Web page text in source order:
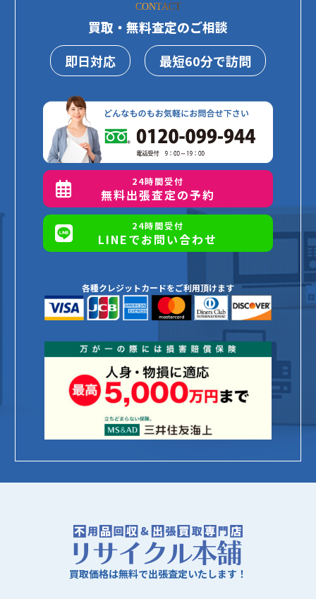
CONTACT
買取・無料査定のご相談
即日対応
最短60分で訪問
24時間受付
無料出張査定の予約
24時間受付
LINEでお問い合わせ
各種クレジットカードをご利用頂けます
買取価格は無料で出張査定いたします！